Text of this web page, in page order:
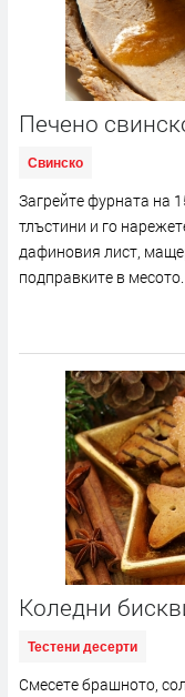
Печено
Свинско
Загрейте фурната на
тлъстини и го
дафиновия лист,
подправките в
Коледни
Тестени десерти
Смесете брашното,